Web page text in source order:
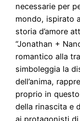
necessarie per
mondo, ispirato
storia d’amore
“Jonathan +
romantico alla
simboleggia la
dell’anima,
proprio in
della rinascita e
ai protagonisti